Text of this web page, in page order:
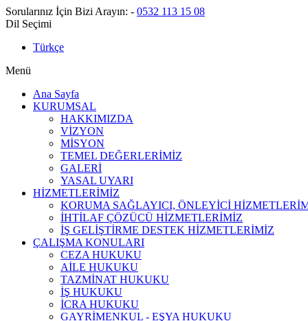
Sorularınız İçin Bizi Arayın: - 0532 113 15 08
Dil Seçimi
Türkçe
Menü
Ana Sayfa
KURUMSAL
HAKKIMIZDA
VİZYON
MİSYON
TEMEL DEĞERLERİMİZ
GALERİ
YASAL UYARI
HİZMETLERİMİZ
KORUMA SAĞLAYICI, ÖNLEYİCİ
İHTİLAF ÇÖZÜCÜ HİZMETLERİMİZ
İŞ GELİŞTİRME DESTEK HİZMETLERİMİZ
ÇALIŞMA KONULARI
CEZA HUKUKU
AİLE HUKUKU
TAZMİNAT HUKUKU
İŞ HUKUKU
İCRA HUKUKU
GAYRİMENKUL - EŞYA HUKUKU